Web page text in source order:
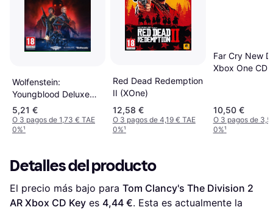
Wolfenstein:
Youngblood Deluxe
Edition Xbox One
5,21 €
O 3 pagos de 1,73 € TAE
0%¹
Red Dead Redemption
II (XOne)
12,58 €
O 3 pagos de 4,19 € TAE
0%¹
Far Cry New
Xbox One CD
10,50 €
O 3 pagos de
0%¹
Detalles del producto
El precio más bajo para Tom Clancy's The Division 2
AR Xbox CD Key es 4,44 €. Esta es actualmente la